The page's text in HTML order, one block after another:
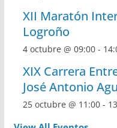
XII Maratón
Logroño
4 octubre @ 09:00-
XIX Carrera
José Antonio
25 octubre @ 11:00-